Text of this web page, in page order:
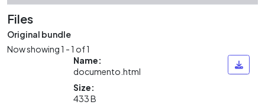
Files
Original bundle
Now showing1 - 1 of 1
Name:
documento.html
Size:
433 B